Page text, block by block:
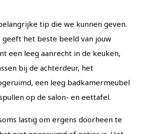
tip die we kunnen geven.
geeft het beste beeld van jouw
een leeg aanrecht in de keuken,
bij de achterdeur, het
een leeg badkamermeubel
op de salon- en eettafel.
lastig om ergens doorheen te